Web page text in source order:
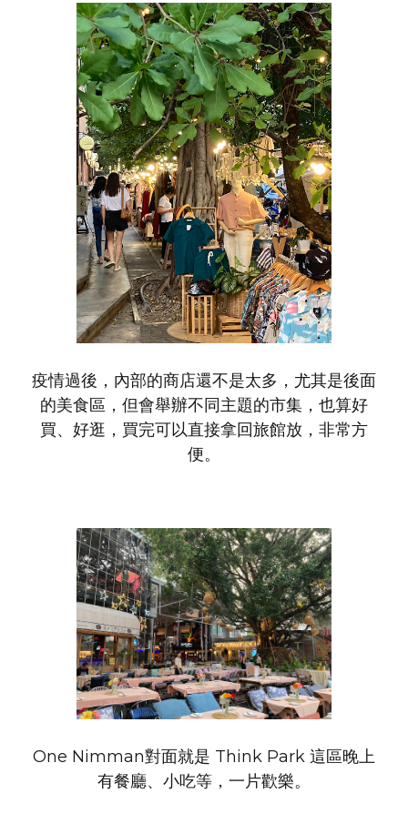
疫情過後，內部的商店還不是太多，尤其是後面
的美食區，但會舉辦不同主題的市集，也算好
買、好逛，買完可以直接拿回旅館放，非常方
便。
One Nimman對面就是 Think Park 這區晚上
有餐廳、小吃等，一片歡樂。